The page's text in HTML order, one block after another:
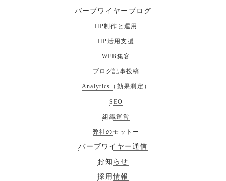
バーブワイヤーブログ
HP制作と運用
HP活用支援
WEB集客
ブログ記事投稿
Analytics（効果測定）
SEO
組織運営
弊社のモットー
バーブワイヤー通信
お知らせ
採用情報